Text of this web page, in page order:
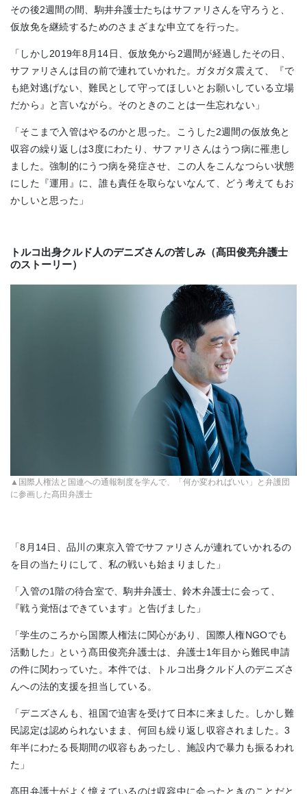
その後2週間の間、駒井弁護士たちはサファリさんを守ろうと、
仮放免を継続するためのさまざまな申立てを行った。
「しかし2019年8月14日、仮放免から2週間が経過したその日、
サファリさんは目の前で連れていかれた。ガタガタ震えて、『で
も絶対逃げない、難民として守ってほしいとお願いしている立場
だから』と言いながら。そのときのことは一生忘れない」
「そこまで入管はやるのかと思った。こうした2週間の仮放免と
収容の繰り返しは3度にわたり、サファリさんはうつ病に罹患し
ました。強制的にうつ病を発症させ、この人をこんなつらい状態
にした『運用』に、誰も責任を取らないなんて、どう考えてもお
かしいと思った」
トルコ出身クルド人のデニズさんの苦しみ（髙田俊亮弁護士
のストーリー）
▲国際人権法と国連への通報制度を学んで、「何か変わればいい」と弁護団
に参画した髙田弁護士
「8月14日、品川の東京入管でサファリさんが連れていかれるの
を目の当たりにして、私の戦いも始まりました」
「入管の1階の待合室で、駒井弁護士、鈴木弁護士に会って、
『戦う覚悟はできています』と告げました」
「学生のころから国際人権法に関心があり、国際人権NGOでも
活動した」という髙田俊亮弁護士は、弁護士1年目から難民申請
の件に関わっていた。本件では、トルコ出身クルド人のデニズさ
んへの法的支援を担当している。
「デニズさんも、祖国で迫害を受けて日本に来ました。しかし難
民認定は認められないまま、何回も繰り返し収容されました。3
年半にわたる長期間の収容もあったし、施設内で暴力も振るわれ
た」
髙田弁護士がよく憶えているのは収容中に会ったときのことだと